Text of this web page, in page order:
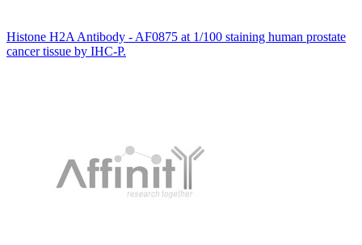
Histone H2A Antibody - AF0875 at 1/100 staining human prostate
cancer tissue by IHC-P.